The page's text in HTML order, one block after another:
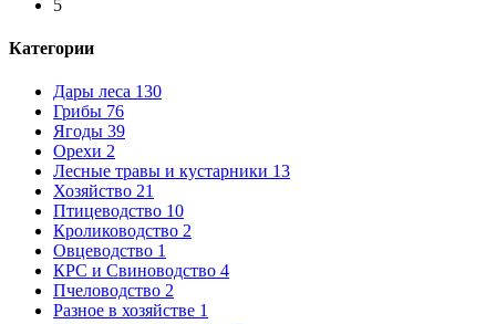
5
Категории
Дары леса 130
Грибы 76
Ягоды 39
Орехи 2
Лесные травы и кустарники 13
Хозяйство 21
Птицеводство 10
Кролиководство 2
Овцеводство 1
КРС и Свиноводство 4
Пчеловодство 2
Разное в хозяйстве 1